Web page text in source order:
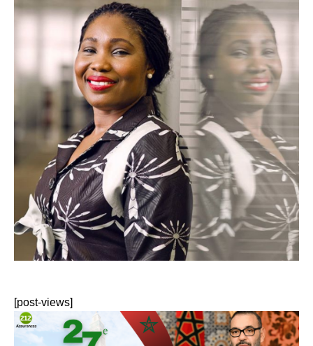
[post-views]